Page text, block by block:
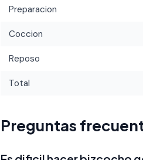
Preparacion
Coccion
Reposo
Total
Preguntas